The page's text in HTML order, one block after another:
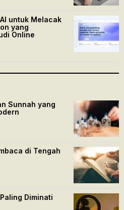
untuk Melacak
yang
Online
Sunnah yang
di Tengah
Diminati